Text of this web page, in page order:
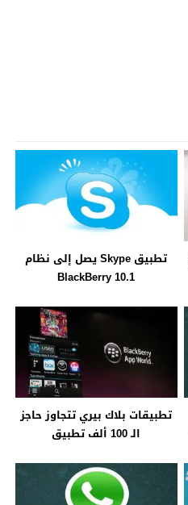
تطبيق Skype يصل إلى نظام
BlackBerry 10.1
تطبيقات بلاك بيري تتجاوز حاجز
الـ 100 ألف تطبيق